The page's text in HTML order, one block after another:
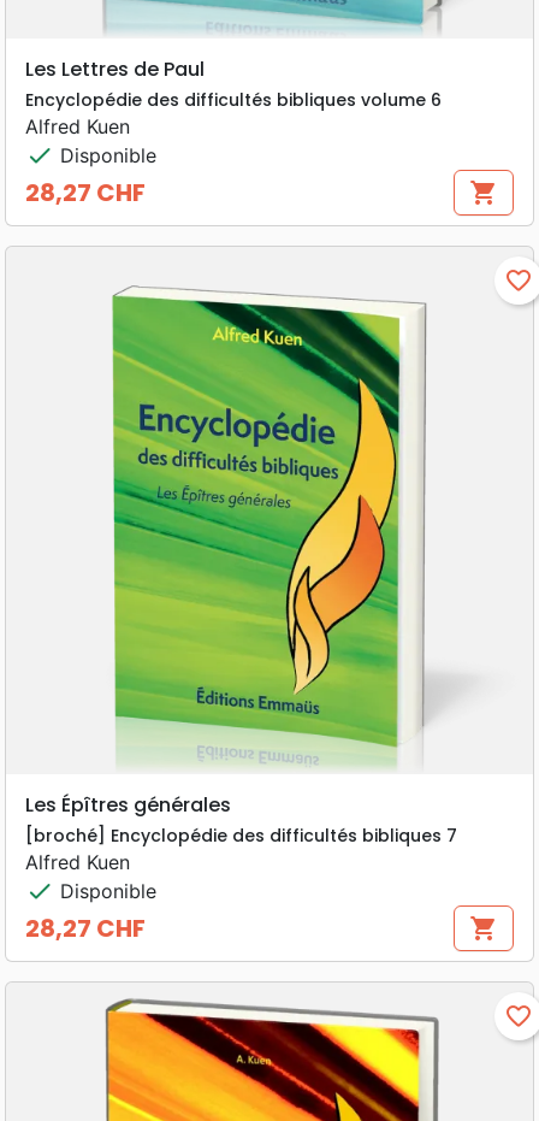
Les Lettres de Paul
Encyclopédie des difficultés bibliques volume 6
Alfred Kuen
check Disponible
Prix
28,27 CHF shopping_cart
favorite_border
Les Épîtres générales
[broché] Encyclopédie des difficultés bibliques 7
Alfred Kuen
check Disponible
Prix
28,27 CHF shopping_cart
favorite_border